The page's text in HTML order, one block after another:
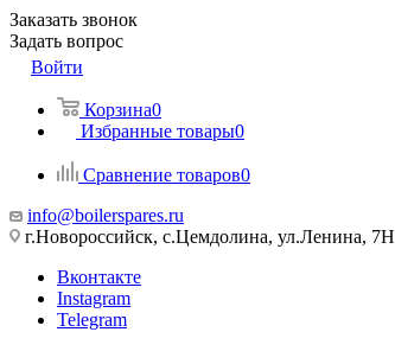
Заказать звонок
Задать вопрос
Войти
Корзина0
Избранные товары0
Сравнение товаров0
info@boilerspares.ru
г.Новороссийск, с.Цемдолина, ул.Ленина, 7Н
Вконтакте
Instagram
Telegram